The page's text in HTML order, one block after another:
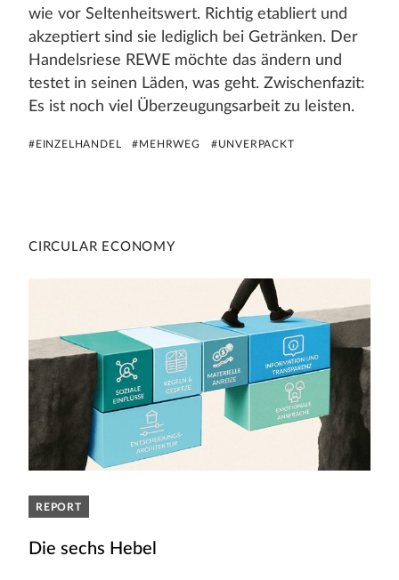
wie vor Seltenheitswert. Richtig etabliert und
akzeptiert sind sie lediglich bei Getränken. Der
Handelsriese REWE möchte das ändern und
testet in seinen Läden, was geht. Zwischenfazit:
Es ist noch viel Überzeugungsarbeit zu leisten.
#EINZELHANDEL #MEHRWEG #UNVERPACKT
CIRCULAR ECONOMY
REPORT
Die sechs Hebel